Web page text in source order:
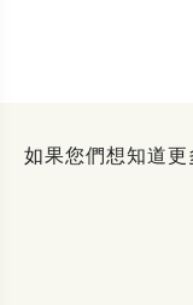
如果您們想知道